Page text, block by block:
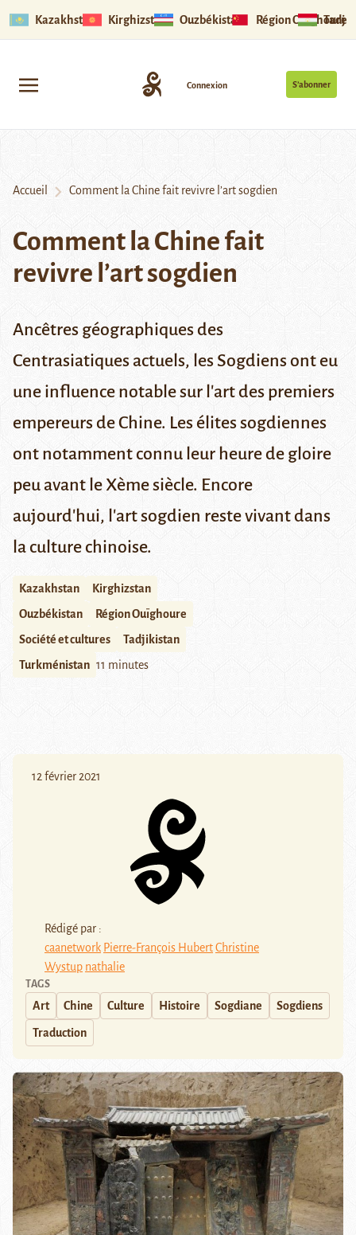
Kazakhstan Kirghizstan Ouzbékistan Région Ouïghoure
S’abonner
Connexion
Accueil Comment la Chine fait revivre l’art sogdien
Comment la Chine fait
revivre l’art sogdien
Ancêtres géographiques des
Centrasiatiques actuels, les Sogdiens ont eu
une influence notable sur l'art des premiers
empereurs de Chine. Les élites sogdiennes
ont notamment connu leur heure de gloire
peu avant le Xème siècle. Encore
aujourd'hui, l'art sogdien reste vivant dans
la culture chinoise.
Kazakhstan
Kirghizstan
Ouzbékistan
Région Ouïghoure
Société et cultures
Tadjikistan
Turkménistan 11 minutes
12 février 2021
Rédigé par :
caanetwork Pierre-François HubertChristine
Wystup nathalie
TAGS
Art Chine Culture Histoire Sogdiane Sogdiens
Traduction